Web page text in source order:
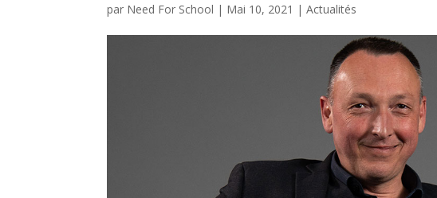
par Need For School | Mai 10, 2021 |Actualités